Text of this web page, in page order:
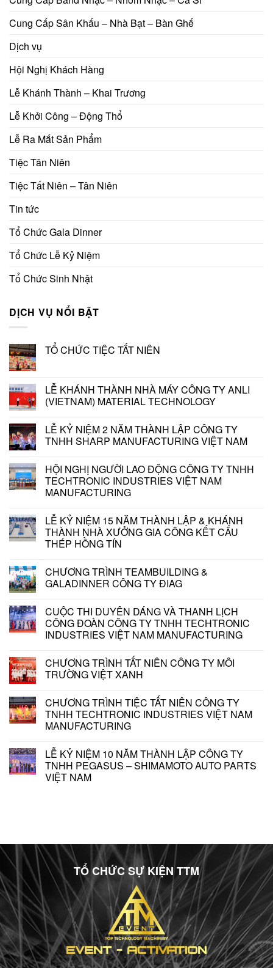
Cung Cấp Sân Khấu – Nhà Bạt – Bàn Ghế
Dịch vụ
Hội Nghị Khách Hàng
Lễ Khánh Thành – Khai Trương
Lễ Khởi Công – Động Thổ
Lễ Ra Mắt Sản Phẩm
Tiệc Tân Niên
Tiệc Tất Niên – Tân Niên
Tin tức
Tổ Chức Gala Dinner
Tổ Chức Lễ Kỷ Niệm
Tổ Chức Sinh Nhật
DỊCH VỤ NỔI BẬT
TỔ CHỨC TIỆC TẤT NIÊN
LỄ KHÁNH THÀNH NHÀ MÁY CÔNG TY ANLI
(VIETNAM) MATERIAL TECHNOLOGY
LỄ KỶ NIỆM 2 NĂM THÀNH LẬP CÔNG TY
TNHH SHARP MANUFACTURING VIỆT NAM
HỘI NGHỊ NGƯỜI LAO ĐỘNG CÔNG TY TNHH
TECHTRONIC INDUSTRIES VIỆT NAM
MANUFACTURING
LỄ KỶ NIỆM 15 NĂM THÀNH LẬP & KHÁNH
THÀNH NHÀ XƯỞNG GIA CÔNG KẾT CẤU
THÉP HỒNG TÍN
CHƯƠNG TRÌNH TEAMBUILDING &
GALADINNER CÔNG TY ĐIAG
CUỘC THI DUYÊN DÁNG VÀ THANH LỊCH
CÔNG ĐOÀN CÔNG TY TNHH TECHTRONIC
INDUSTRIES VIỆT NAM MANUFACTURING
CHƯƠNG TRÌNH TẤT NIÊN CÔNG TY MÔI
TRƯỜNG VIỆT XANH
CHƯƠNG TRÌNH TIỆC TẤT NIÊN CÔNG TY
TNHH TECHTRONIC INDUSTRIES VIỆT NAM
MANUFACTURING
LỄ KỶ NIỆM 10 NĂM THÀNH LẬP CÔNG TY
TNHH PEGASUS – SHIMAMOTO AUTO PARTS
VIỆT NAM
TỔ CHỨC SỰ KIỆN TTM